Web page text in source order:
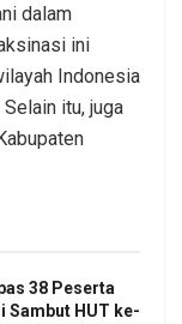
dalam
ini
Indonesia
itu, juga
38 Peserta
Sambut HUT ke-